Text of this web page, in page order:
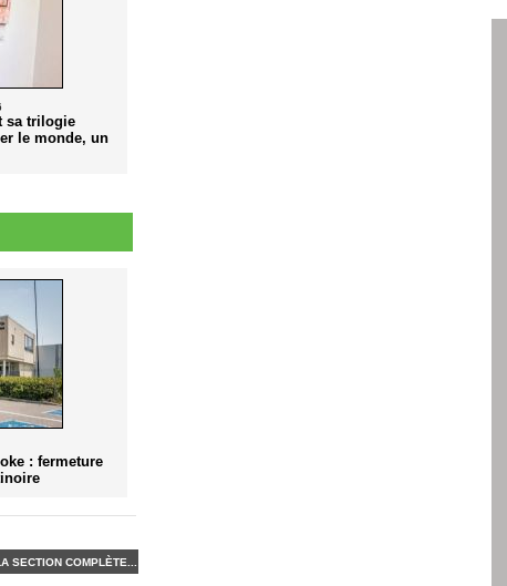
sa trilogie
le monde, un
: fermeture
SECTION COMPLÈTE...